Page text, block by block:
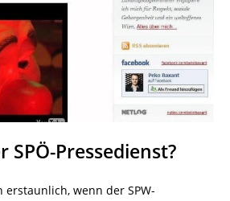
SPÖ-Pressedienst?
erstaunlich, wenn der SPW-